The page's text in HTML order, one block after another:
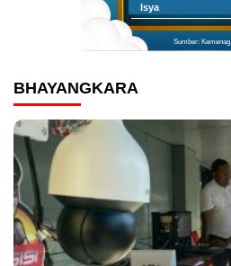
Isya
Sumber: Kemenag
BHAYANGKARA